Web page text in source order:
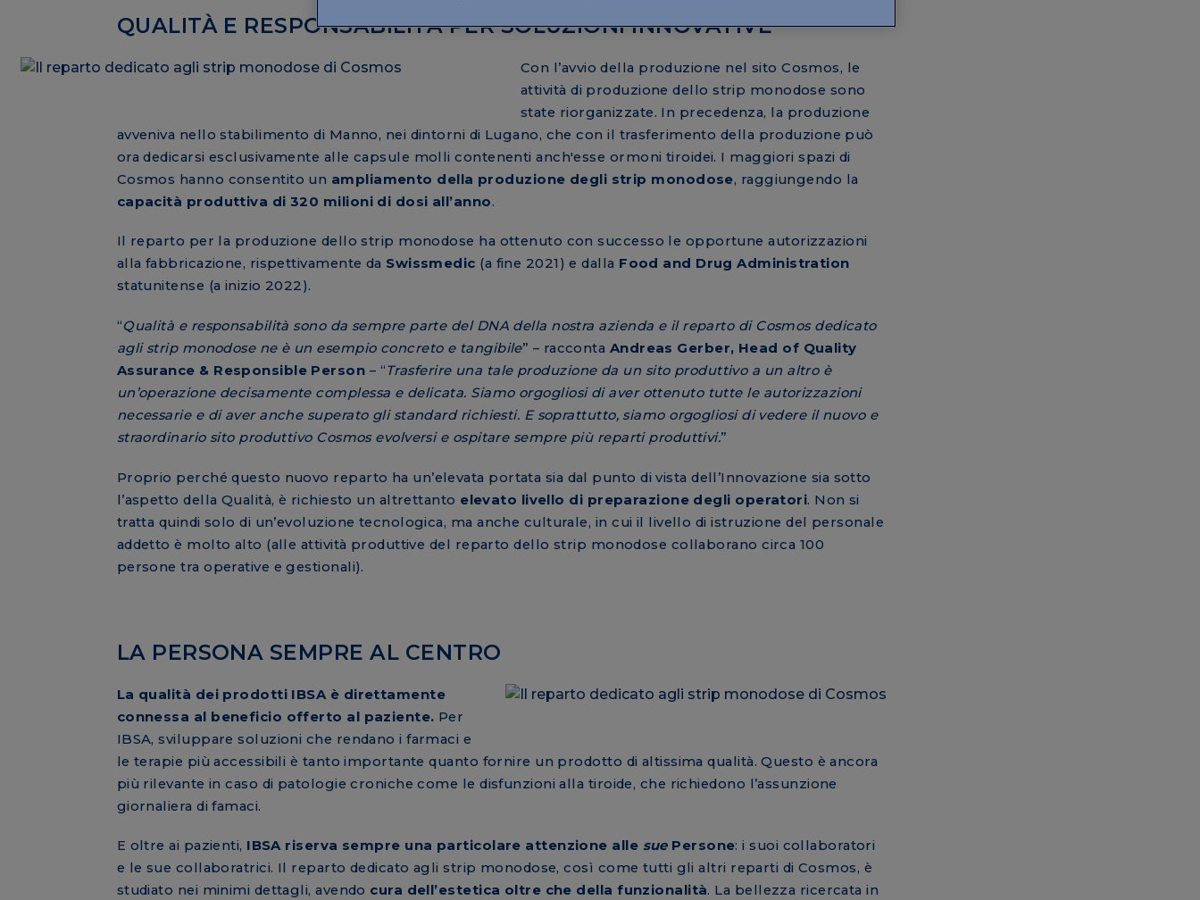
QUALITÀ E RESPONSABILITÀ PER SOLUZIONI INNOVATIVE
Con l’avvio della produzione nel sito Cosmos, le
attività di produzione dello strip monodose sono
state riorganizzate. In precedenza, la produzione
avveniva nello stabilimento di Manno, nei dintorni di Lugano, che con il trasferimento della produzione può
ora dedicarsi esclusivamente alle capsule molli contenenti anch'esse ormoni tiroidei. I maggiori spazi di
Cosmos hanno consentito un ampliamento della produzione degli strip monodose, raggiungendo la
capacità produttiva di 320 milioni di dosi all’anno.
Il reparto per la produzione dello strip monodose ha ottenuto con successo le opportune autorizzazioni
alla fabbricazione, rispettivamente da Swissmedic (a fine 2021) e dalla Food and Drug Administration
statunitense (a inizio 2022).
“Qualità e responsabilità sono da sempre parte del DNA della nostra azienda e il reparto di Cosmos dedicato
agli strip monodose ne è un esempio concreto e tangibile” – racconta Andreas Gerber, Head of Quality
Assurance & Responsible Person – “Trasferire una tale produzione da un sito produttivo a un altro è
un’operazione decisamente complessa e delicata. Siamo orgogliosi di aver ottenuto tutte le autorizzazioni
necessarie e di aver anche superato gli standard richiesti. E soprattutto, siamo orgogliosi di vedere il nuovo e
straordinario sito produttivo Cosmos evolversi e ospitare sempre più reparti produttivi.”
Proprio perché questo nuovo reparto ha un’elevata portata sia dal punto di vista dell’Innovazione sia sotto
l’aspetto della Qualità, è richiesto un altrettanto elevato livello di preparazione degli operatori. Non si
tratta quindi solo di un’evoluzione tecnologica, ma anche culturale, in cui il livello di istruzione del personale
addetto è molto alto (alle attività produttive del reparto dello strip monodose collaborano circa 100
persone tra operative e gestionali).
LA PERSONA SEMPRE AL CENTRO
La qualità dei prodotti IBSA è direttamente
connessa al beneficio offerto al paziente. Per
IBSA, sviluppare soluzioni che rendano i farmaci e
le terapie più accessibili è tanto importante quanto fornire un prodotto di altissima qualità. Questo è ancora
più rilevante in caso di patologie croniche come le disfunzioni alla tiroide, che richiedono l’assunzione
giornaliera di famaci.
E oltre ai pazienti, IBSA riserva sempre una particolare attenzione alle suePersone: i suoi collaboratori
e le sue collaboratrici. Il reparto dedicato agli strip monodose, così come tutti gli altri reparti di Cosmos, è
studiato nei minimi dettagli, avendo cura dell’estetica oltre che della funzionalità. La bellezza ricercata in